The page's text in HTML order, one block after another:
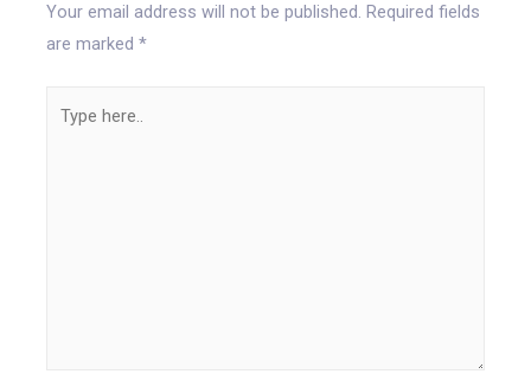
Your email address will not be published. Required fields
are marked*
here..